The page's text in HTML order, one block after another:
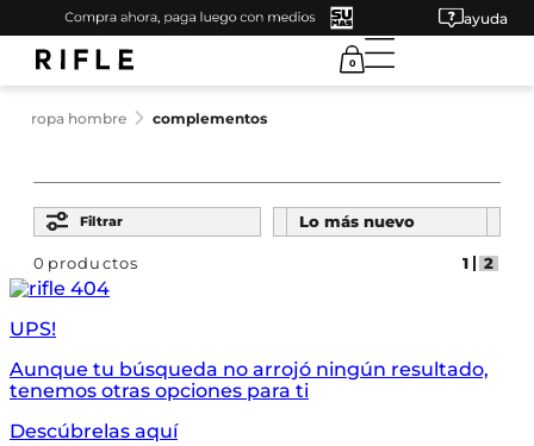
ayuda
0
ropa hombre complementos
Filtrar
Lo más nuevo
0 productos
UPS!
Aunque tu búsqueda no arrojó ningún resultado,
tenemos otras opciones para ti
Descúbrelas aquí